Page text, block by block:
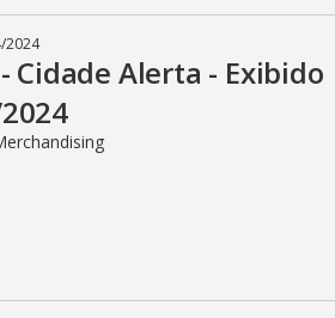
2024
Cidade Alerta - Exibido